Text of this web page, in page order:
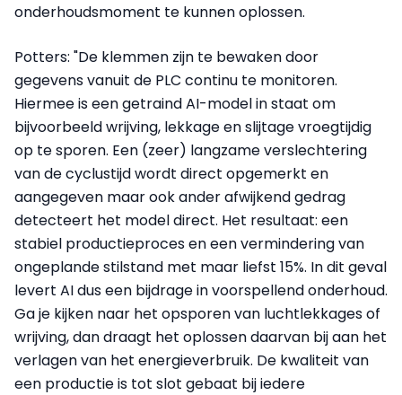
onderhoudsmoment te kunnen oplossen.
Potters: "De klemmen zijn te bewaken door
gegevens vanuit de PLC continu te monitoren.
Hiermee is een getraind AI-model in staat om
bijvoorbeeld wrijving, lekkage en slijtage vroegtijdig
op te sporen. Een (zeer) langzame verslechtering
van de cyclustijd wordt direct opgemerkt en
aangegeven maar ook ander afwijkend gedrag
detecteert het model direct. Het resultaat: een
stabiel productieproces en een vermindering van
ongeplande stilstand met maar liefst 15%. In dit geval
levert AI dus een bijdrage in voorspellend onderhoud.
Ga je kijken naar het opsporen van luchtlekkages of
wrijving, dan draagt het oplossen daarvan bij aan het
verlagen van het energieverbruik. De kwaliteit van
een productie is tot slot gebaat bij iedere